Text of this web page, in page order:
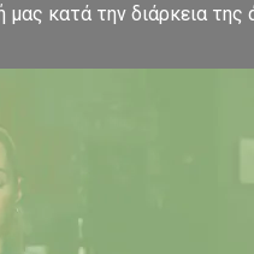
κατά την διάρκεια